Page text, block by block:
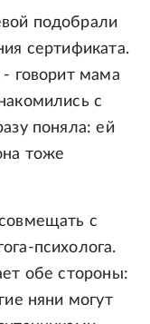
подобрали
сертификата.
говорит мама
с
поняла: ей
тоже
с
психолога.
обе стороны:
няни могут